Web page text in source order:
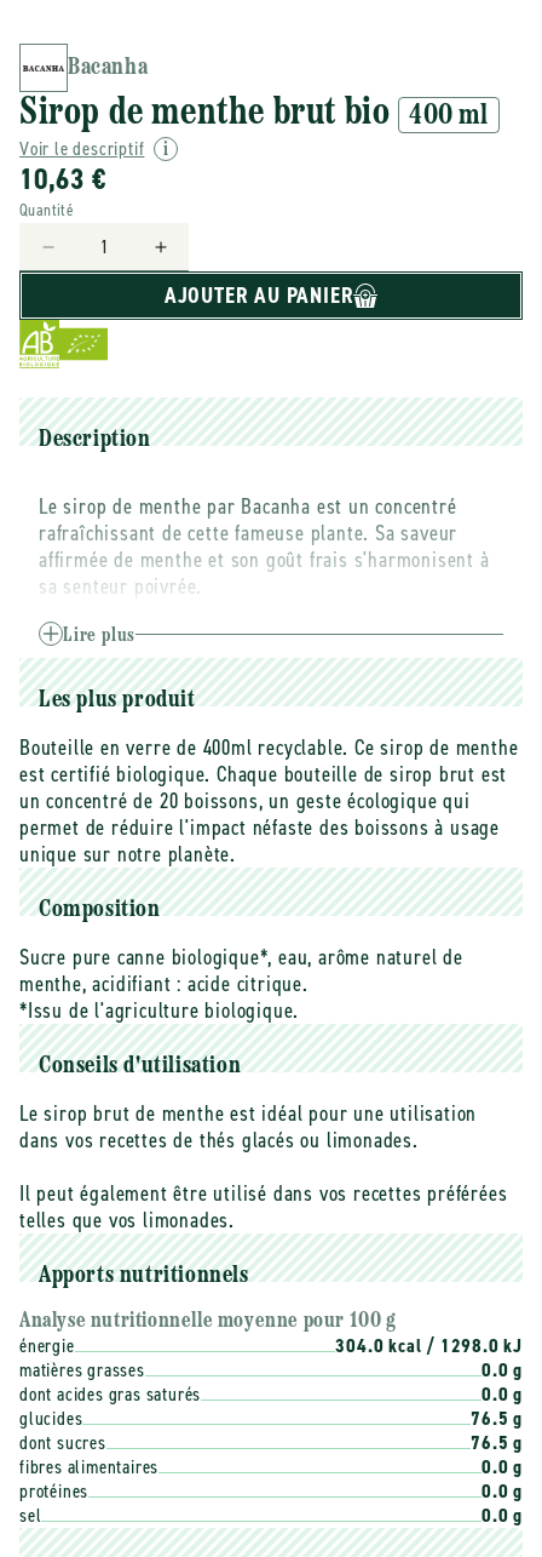
Bacanha
Sirop de menthe brut bio 400 ml
Voir le descriptif
10,63 €
Quantité
Réduire
de
Bacanha
-
Sirop
brut
bio
-
400
Augmenter
la
quantité
-
Sirop
brut
bio
-
400
AJOUTER AU PANIER
Description
Le sirop de menthe par Bacanha est un concentré
rafraîchissant de cette fameuse plante. Sa saveur
affirmée de menthe et son goût frais s'harmonisent à
sa senteur poivrée.
La gamme de Sirop Brut par Bacanha offre une
collection de saveurs uniques. Les sirops sont
élaborés à partir de matières premières nobles
rigoureusement sélectionnées. Cette gamme de
produits est idéale pour agrémenter les cocktails,
cafés, thés et eaux d'une touche d'originalité.
Ces derniers sont moins sucrés qu'un sirop classique,
ils sont également plus concentrés en arômes et
extraits naturels, offrant donc une puissance
aromatique sans égal...
Lire plus
Les plus produit
Bouteille en verre de 400ml recyclable. Ce sirop de menthe
est certifié biologique. Chaque bouteille de sirop brut est
un concentré de 20 boissons, un geste écologique qui
permet de réduire l'impact néfaste des boissons à usage
unique sur notre planète.
Composition
Sucre pure canne biologique*, eau, arôme naturel de
menthe, acidifiant : acide citrique.
*Issu de l'agriculture biologique.
Conseils d'utilisation
Le sirop brut de menthe est idéal pour une utilisation
dans vos recettes de thés glacés ou limonades.
Il peut également être utilisé dans vos recettes préférées
telles que vos limonades.
Apports nutritionnels
Analyse nutritionnelle moyenne pour 100 g
énergie
304.0 kcal / 1298.0 kJ
matières grasses
0.0 g
dont acides gras saturés
0.0 g
glucides
76.5 g
dont sucres
76.5 g
fibres alimentaires
0.0 g
protéines
0.0 g
sel
0.0 g